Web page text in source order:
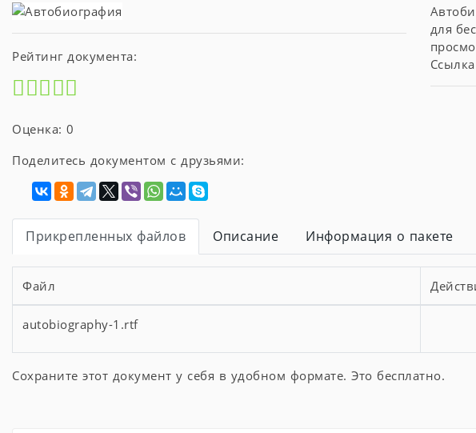
Рейтинг документа:
Оценка: 0
Поделитесь документом с друзьями:
для
Прикрепленных файлов Описание Информация о пакете
Файл
autobiography-1.rtf
Сохраните этот документ у себя в удобном формате. Это бесплатно.